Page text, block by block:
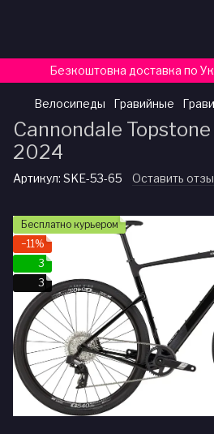
Безкоштовна доставка по
Велосипеды Гравийные
Cannondale
2024
Артикул: SKE-53-65 Оставить
Бесплатно курьером
−11%
3
3